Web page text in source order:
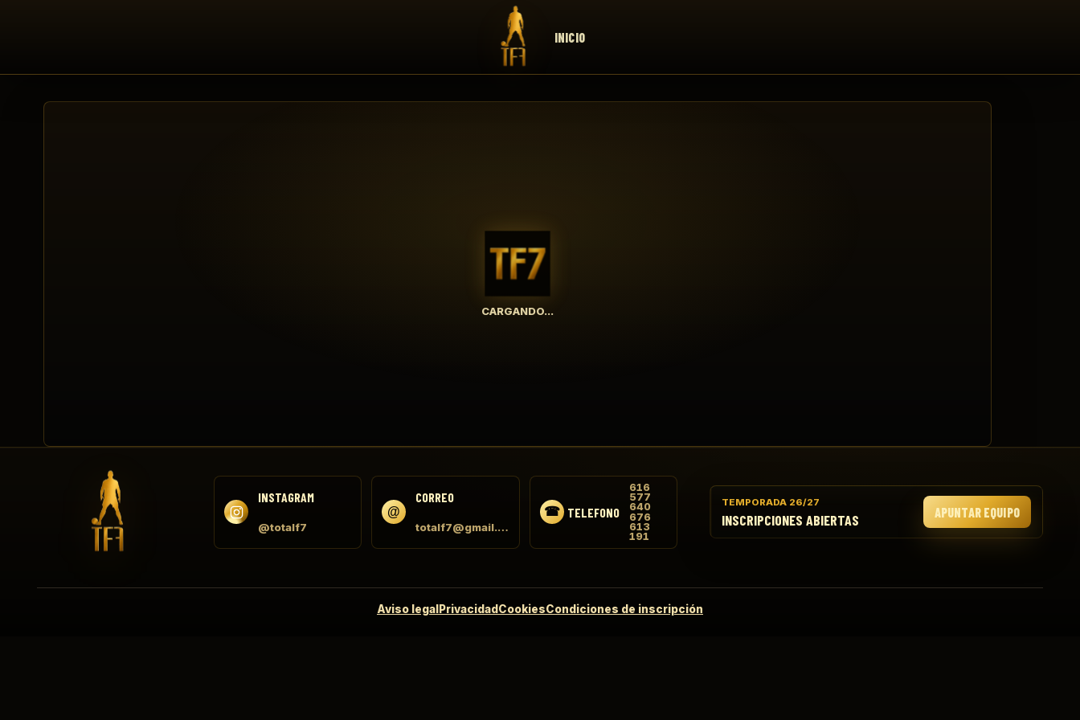
INICIO
CARGANDO...
INSTAGRAM
@totalf7
CORREO
totalf7@gmail.com
TELEFONO
616
577
640
676
613
191
TEMPORADA 26/27
INSCRIPCIONES ABIERTAS APUNTAR EQUIPO
Aviso legal Privacidad CookiesCondiciones de inscripción